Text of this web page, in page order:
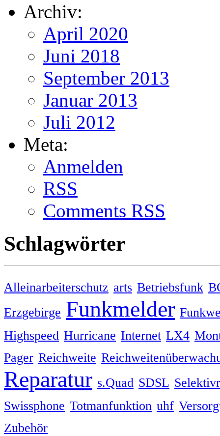
Archiv:
April 2020
Juni 2018
September 2013
Januar 2013
Juli 2012
Meta:
Anmelden
RSS
Comments RSS
Schlagwörter
Alleinarbeiterschutz arts Betriebsfunk
Erzgebirge Funkmelder
Highspeed Hurricane Internet LX4
Pager Reichweite
Reparatur s.Quad SDSL
Swissphone Totmanfunktion uhf
Zubehör